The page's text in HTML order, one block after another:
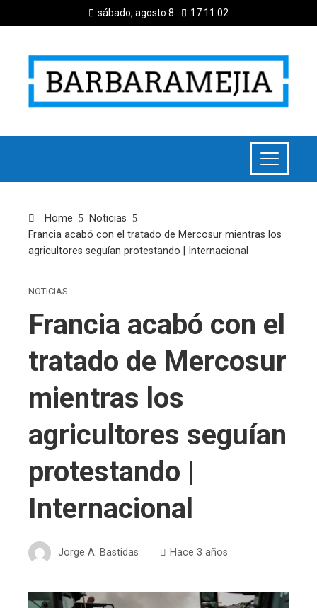
sábado, agosto 8 17:11:03
Home
Noticias
Francia acabó con el tratado de Mercosur mientras los
agricultores seguían protestando | Internacional
NOTICIAS
Francia acabó con el
tratado de Mercosur
mientras los
agricultores seguían
protestando |
Internacional
Jorge A. Bastidas Hace 3 años